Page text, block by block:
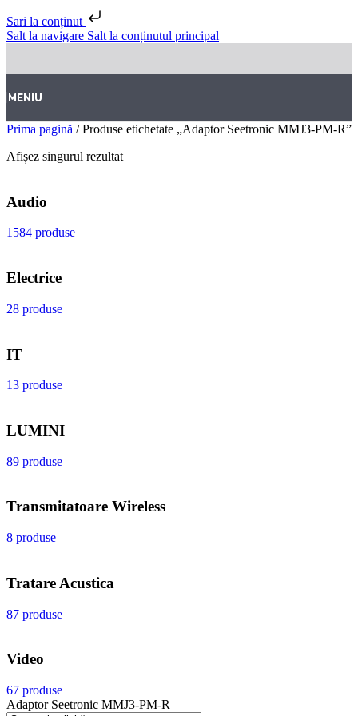
Sari la conținut
Salt la navigare Salt la conținutul principal
MENIU
Prima pagină / Produse etichetate „Adaptor Seetronic MMJ3-PM-R”
Afișez singurul rezultat
Audio
1584 produse
Electrice
28 produse
IT
13 produse
LUMINI
89 produse
Transmitatoare Wireless
8 produse
Tratare Acustica
87 produse
Video
67 produse
Adaptor Seetronic MMJ3-PM-R